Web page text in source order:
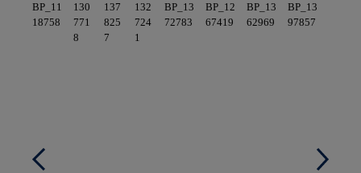
BP_11
18758
130
771
8
137
825
7
132
724
1
BP_13
72783
BP_12
67419
BP_13
62969
BP_13
97857